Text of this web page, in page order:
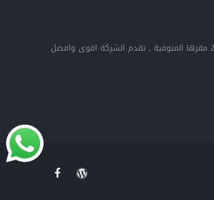
استضافة يلا بيدج شركة مصرية خبرة منذ عام 2010 مقرها المنوفية , تقدم الشركة اقوى وافضل